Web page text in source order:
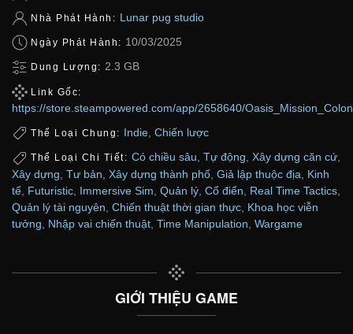
Nhà Phát Hành: Lunar pug studio
Ngày Phát Hành: 10/03/2025
Dung Lượng: 2.3 GB
Link Gốc:
https://store.steampowered.com/app/2658640/
Thể Loại Chung: Indie Chiến lược
Thể Loại Chi Tiết: Có chiều sâu, Tự động, Xây dựng căn cứ,
Xây dựng Tư bản Xây dựng thành phố Giả lập thuộc địa
Kinh
tế Futuristic Immersive Sim Quản lý Cổ điển Real Time Tactics
Quản lý tài nguyên Chiến thuật thời gian thực Khoa học viễn
tưởng
Nhập vai chiến thuật Time Manipulation Wargame
GIỚI THIỆU GAME